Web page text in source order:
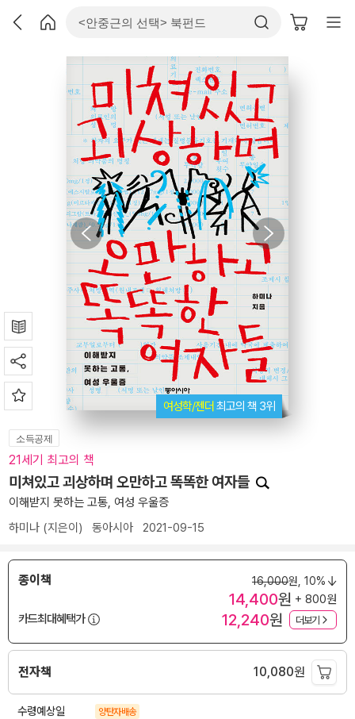
여성학/젠더 최고의 책 3위
소득공제
21세기 최고의 책
미쳐있고 괴상하며 오만하고 똑똑한 여자들
이해받지 못하는 고통, 여성 우울증
하미나 (지은이) 동아시아 2021-09-15
종이책 16,000원, 10%
14,400원 + 800원
카드최대혜택가
12,240원 더보기
전자책 10,080원
수령예상일 양탄자배송